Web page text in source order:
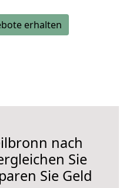
erhalten
nach
Sie
Sie Geld